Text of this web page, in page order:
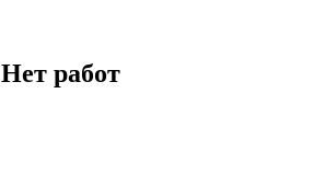
Нет работ